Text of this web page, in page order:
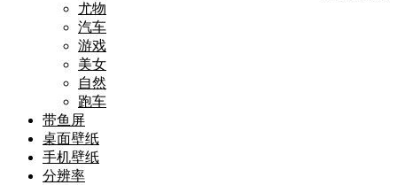
尤物
汽车
游戏
美女
自然
跑车
带鱼屏
桌面壁纸
手机壁纸
分辨率